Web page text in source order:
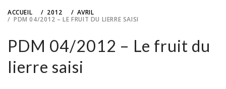
ACCUEIL 2012
AVRIL
PDM 04/2012 – LE FRUIT DU LIERRE SAISI
PDM 04/2012 – Le fruit du
lierre saisi